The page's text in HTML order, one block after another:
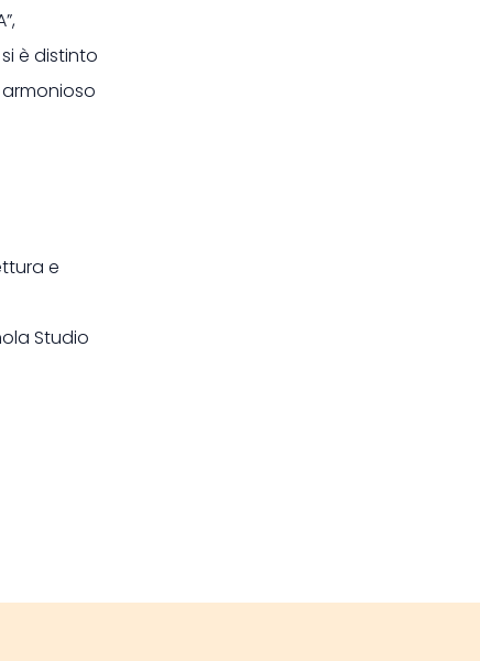
è distinto
e
Studio